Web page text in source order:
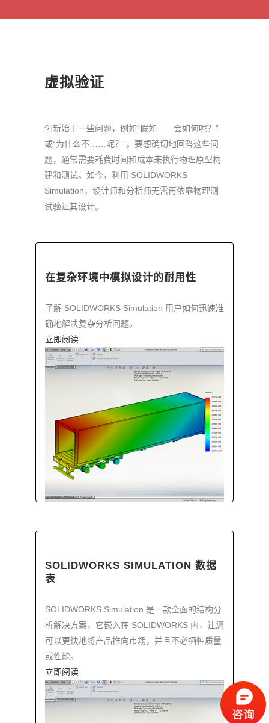
虚拟验证
创新始于一些问题，例如“假如……会如何呢？”
或“为什么不……呢？”。要想确切地回答这些问
题，通常需要耗费时间和成本来执行物理原型构
建和测试。如今，利用 SOLIDWORKS
Simulation，设计师和分析师无需再依靠物理测
试验证其设计。
在复杂环境中模拟设计的耐用性
了解 SOLIDWORKS Simulation 用户如何迅速准
确地解决复杂分析问题。
立即阅读
SOLIDWORKS SIMULATION 数据
表
SOLIDWORKS Simulation 是一款全面的结构分
析解决方案，它嵌入在 SOLIDWORKS 内，让您
可以更快地将产品推向市场，并且不必牺牲质量
或性能。
立即阅读